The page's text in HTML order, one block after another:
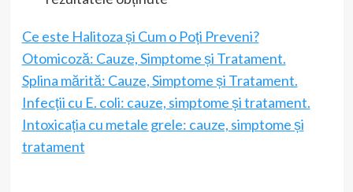
Ce este Halitoza și Cum o Poți Preveni?
Otomicoză: Cauze, Simptome și Tratament.
Splina mărită: Cauze, Simptome și Tratament.
Infecții cu E. coli: cauze, simptome și tratament.
Intoxicația cu metale grele: cauze, simptome și
tratament